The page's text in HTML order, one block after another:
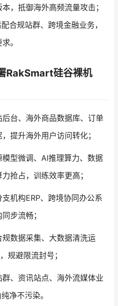
，抵御海外高频流量攻击；
合规站群、跨境金融业务，
。
RakSmart硅谷裸机
后台、海外商品数据库、订单
提升海外用户访问转化；
模型微调、AI推理算力、数据
抢占，训练效率更高；
机构ERP、跨境协同办公系
步流畅；
规数据采集、大数据清洗运
规避限流封号；
群、资讯站点、海外流媒体业
净不污染。